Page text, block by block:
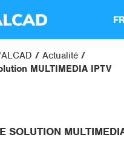
FR
Actualité
MULTIMEDIA IPTV
SOLUTION